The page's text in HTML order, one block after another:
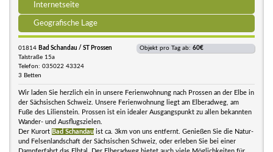
Internetseite
Geografische Lage
01814 Bad Schandau / ST Prossen
Talstraße 15a
Telefon: 035022 43324
3 Betten
Objekt pro Tag ab: 60€
Wir laden Sie herzlich ein in unsere Ferienwohnung nach Prossen an der Elbe in
der Sächsischen Schweiz. Unsere Ferienwohnung liegt am Elberadweg, am
Fuße des Lilienstein. Prossen ist ein idealer Ausgangspunkt zu allen bekannten
Wander- und Ausflugszielen.
Der Kurort Bad Schandau ist ca. 3km von uns entfernt. Genießen Sie die Natur-
und Felsenlandschaft der Sächsischen Schweiz, oder erleben Sie bei einer